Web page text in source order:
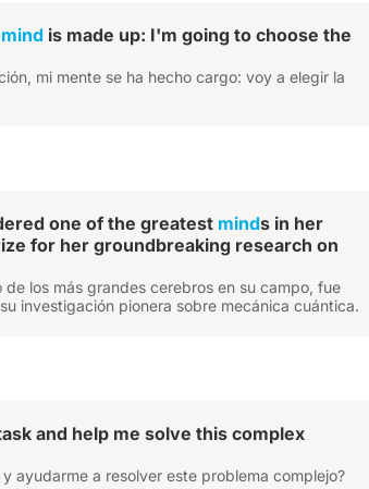
mind is made up: I'm going to choose the
mi mente se ha hecho cargo: voy a elegir la
one of the greatest minds in her
for her groundbreaking research on
los más grandes cerebros en su campo, fue
investigación pionera sobre mecánica cuántica.
and help me solve this complex
ayudarme a resolver este problema complejo?